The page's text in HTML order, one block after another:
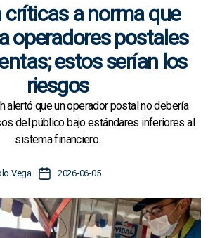
a
l
i
t
k
g
o
í
a
s
críticas a norma que
operadores postales
estos serían los
riesgos
alertó que un operador postal no debería
del público bajo estándares inferiores al
sistema financiero.
Vega
F
c
h
2026-06-05